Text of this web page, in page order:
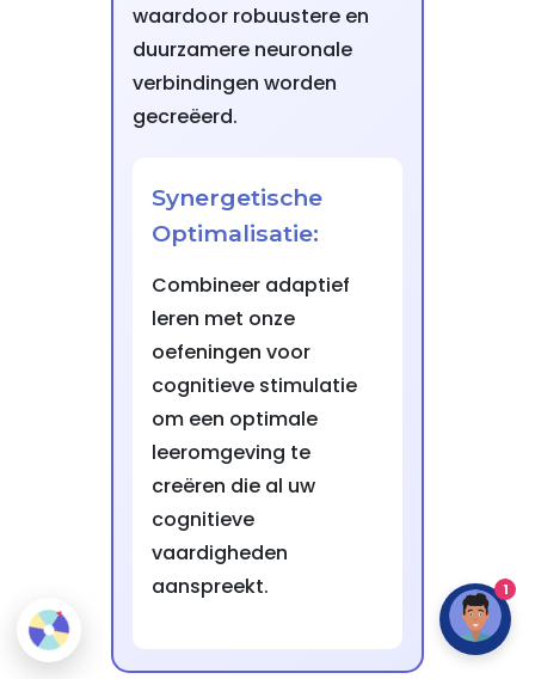
waardoor robuustere en
duurzamere neuronale
verbindingen worden
gecreëerd.
Synergetische
Optimalisatie:
Combineer adaptief
leren met onze
oefeningen voor
cognitieve stimulatie
om een optimale
leeromgeving te
creëren die al uw
cognitieve
vaardigheden
aanspreekt.
1